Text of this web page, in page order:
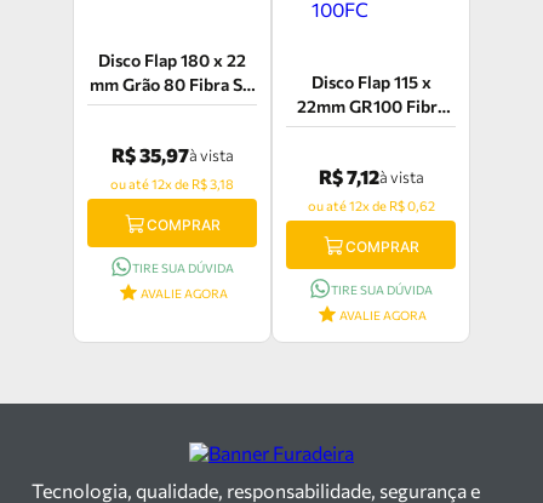
Disco Flap 180 x 22
mm Grão 80 Fibra Sia
- F03E02TM3J
R$ 35,97à vista
ou até 12x de R$ 3,18
COMPRAR
TIRE SUA DÚVIDA
AVALIE AGORA
Disco Flap 115 x
22mm GR100 Fibra
Starrett - FDS115-
R$ 7,12à vista
ou até 12x de R$ 0,62
COMPRAR
TIRE SUA DÚVIDA
AVALIE AGORA
Tecnologia, qualidade, responsabilidade, segurança e